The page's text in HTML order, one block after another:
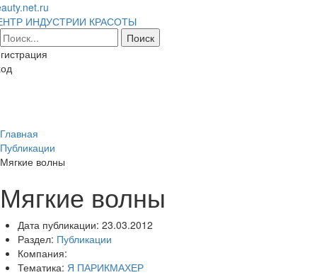
ИНДУСТРИИ КРАСОТЫ
Главная
Публикации
Мягкие волны
Мягкие волны
Дата публикации: 23.03.2012
Раздел: Публикации
Компания:
Тематика: Я ПАРИКМАХЕР